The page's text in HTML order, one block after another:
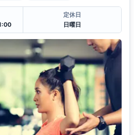
定休日
日曜日